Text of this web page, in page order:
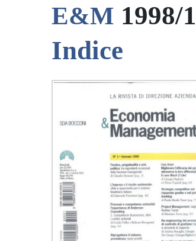
E&M 1998/1
Indice